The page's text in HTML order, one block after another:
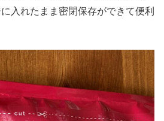
入れたまま密閉保存ができて便利